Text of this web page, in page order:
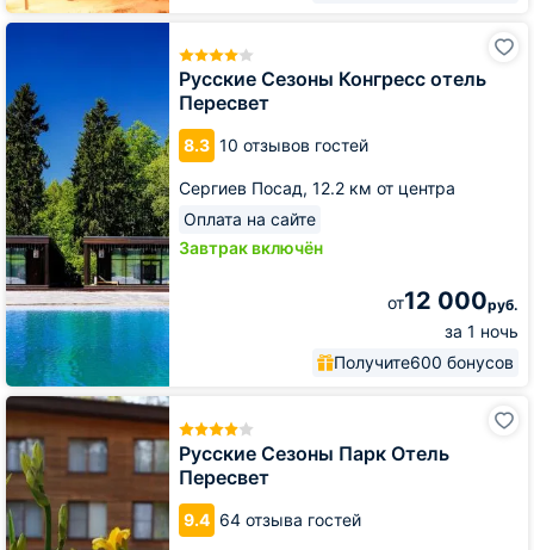
Русские Сезоны Конгресс отель
Пересвет
8.3 10 отзывов гостей
Сергиев Посад, 12.2 км от центра
Оплата на сайте
Завтрак включён
от12 000руб.
за 1 ночь
Получите600 бонусов
Русские
отель
Пересвет
Русские Сезоны Парк Отель
Пересвет
9.4 64 отзыва гостей
Русские
Сезоны
Парк
Отель
Пересвет